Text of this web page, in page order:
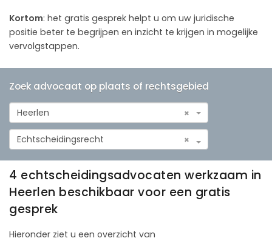
Kortom: het gratis gesprek helpt u om uw juridische
positie beter te begrijpen en inzicht te krijgen in mogelijke
vervolgstappen.
Zoek advocaat op plaats of rechtsgebied
×
Heerlen
×
Echtscheidingsrecht
4 echtscheidingsadvocaten werkzaam in
Heerlen beschikbaar voor een gratis
gesprek
Hieronder ziet u een overzicht van